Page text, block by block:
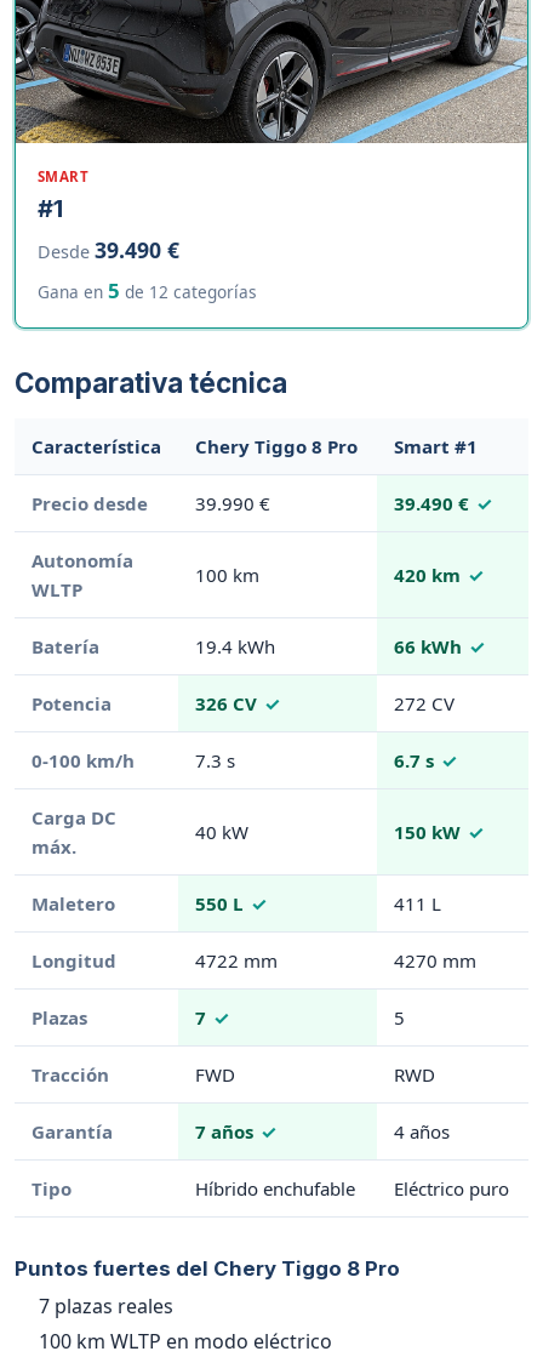
SMART
#1
Desde 39.490 €
Gana en 5 de 12 categorías
Comparativa técnica
Característica Chery Tiggo 8 Pro Smart #1
Precio desde 39.990 € 39.490 €
Autonomía
WLTP
100 km 420 km
Batería 19.4 kWh 66 kWh
Potencia 326 CV 272 CV
0-100 km/h 7.3 s 6.7 s
Carga DC
máx.
40 kW 150 kW
Maletero 550 L 411 L
Longitud 4722 mm 4270 mm
Plazas 7 5
Tracción FWD RWD
Garantía 7 años 4 años
Tipo Híbrido enchufable Eléctrico puro
Puntos fuertes del Chery Tiggo 8 Pro
7 plazas reales
100 km WLTP en modo eléctrico